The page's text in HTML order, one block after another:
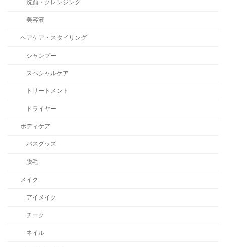
洗顔・クレンジング
美容液
ヘアケア・スタイリング
シャンプー
スペシャルケア
トリートメント
ドライヤー
ボディケア
バスグッズ
脱毛
メイク
アイメイク
チーク
ネイル